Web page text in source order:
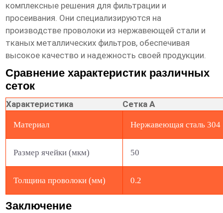
комплексные решения для фильтрации и
просеивания. Они специализируются на
производстве проволоки из нержавеющей стали и
тканых металлических фильтров, обеспечивая
высокое качество и надежность своей продукции.
Сравнение характеристик различных
сеток
Характеристика Сетка A
Материал Нержавеющая сталь 304
Размер ячейки (мкм) 50
Толщина проволоки (мм) 0.2
Заключение